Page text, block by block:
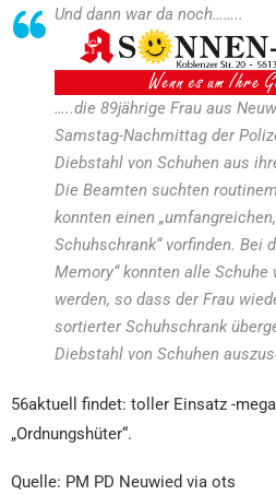
Und dann war da noch……..
…..die 89jährige Frau aus
Samstag-Nachmittag der
Diebstahl von Schuhen aus
Die Beamten suchten
konnten einen
Schuhschrank“ vorfinden. Bei
Memory“ konnten alle
werden, so dass der Frau
sortierter Schuhschrank
Diebstahl von Schuhen
56aktuell findet: toller Einsatz -
„Ordnungshüter“.
Quelle: PM PD Neuwied via ots